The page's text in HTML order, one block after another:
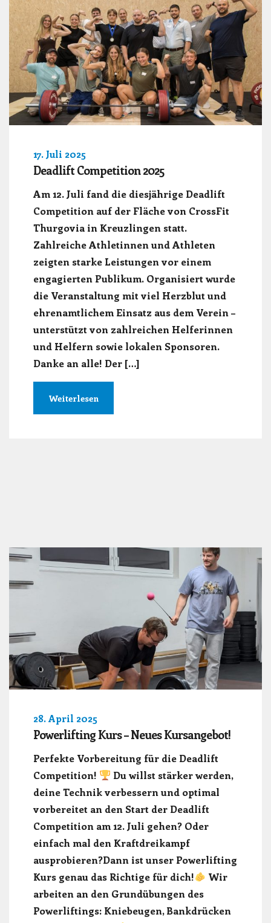
17. Juli 2025
Deadlift Competition 2025
Am 12. Juli fand die diesjährige Deadlift
Competition auf der Fläche von CrossFit
Thurgovia in Kreuzlingen statt.
Zahlreiche Athletinnen und Athleten
zeigten starke Leistungen vor einem
engagierten Publikum. Organisiert wurde
die Veranstaltung mit viel Herzblut und
ehrenamtlichem Einsatz aus dem Verein –
unterstützt von zahlreichen Helferinnen
und Helfern sowie lokalen Sponsoren.
Danke an alle! Der […]
Weiterlesen
28. April 2025
Powerlifting Kurs – Neues Kursangebot!
Perfekte Vorbereitung für die Deadlift
Competition!
Du willst stärker werden,
deine Technik verbessern und optimal
vorbereitet an den Start der Deadlift
Competition am 12. Juli gehen? Oder
einfach mal den Kraftdreikampf
ausprobieren?Dann ist unser Powerlifting
Kurs genau das Richtige für dich!
Wir
arbeiten an den Grundübungen des
Powerliftings: Kniebeugen, Bankdrücken